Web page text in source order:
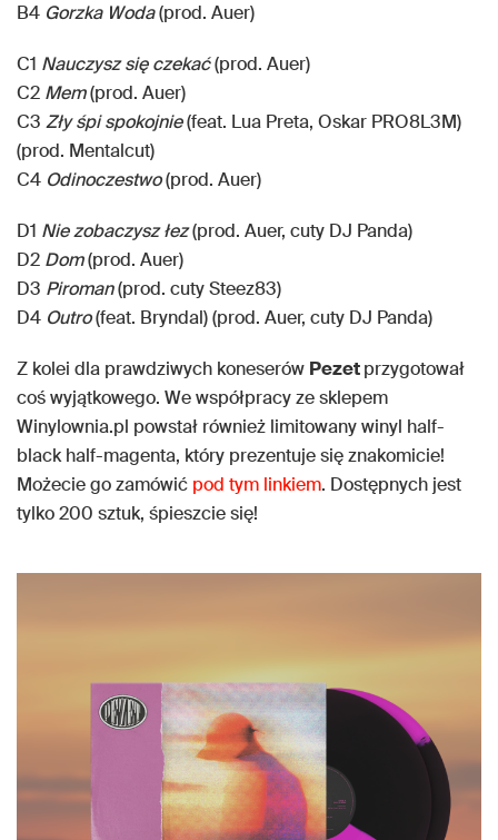
B4 Gorzka Woda(prod. Auer)
C1 Nauczysz się czekać(prod. Auer)
C2 Mem(prod. Auer)
C3 Zły śpi spokojnie(feat. Lua Preta, Oskar PRO8L3M)
(prod. Mentalcut)
C4 Odinoczestwo(prod. Auer)
D1 Nie zobaczysz łez(prod. Auer, cuty DJ Panda)
D2 Dom(prod. Auer)
D3 Piroman(prod. cuty Steez83)
D4 Outro(feat. Bryndal) (prod. Auer, cuty DJ Panda)
Z kolei dla prawdziwych koneserów Pezetprzygotował
coś wyjątkowego. We współpracy ze sklepem
Winylownia.pl powstał również limitowany winyl half-
black half-magenta, który prezentuje się znakomicie!
Możecie go zamówić pod tym linkiem. Dostępnych jest
tylko 200 sztuk, śpieszcie się!